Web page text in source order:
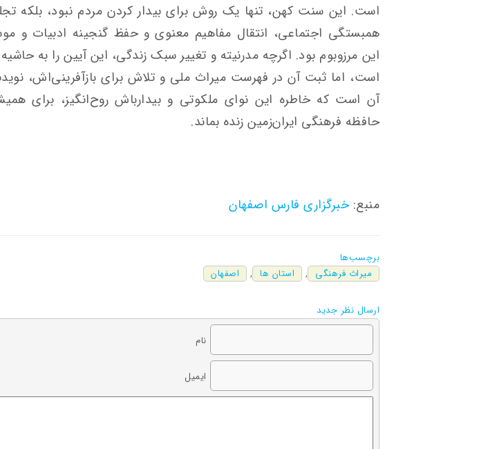
است. این سنت کهن، تنها یک روش برای بیدار کردن مردم نبود، بلکه
همبستگی اجتماعی، انتقال مفاهیم معنوی و حفظ گنجینه ادبیات و
این مرزوبوم بود. اگرچه مدرنیته و تغییر سبک زندگی، این آیین را به حاشیه
است، اما ثبت آن در فهرست میراث ملی و تلاش برای بازآفرینی‌اش،
آن است که خاطره این نوای ملکوتی و بیدارباش روح‌انگیز، برای
حافظه فرهنگی ایران‌زمین زنده بماند.
منبع:خبرگزاری فارس اصفهان
برچسب‌ها
میراث فرهنگی
, استان ها , اصفهان
ارسال نظر جدید
نام
ایمیل